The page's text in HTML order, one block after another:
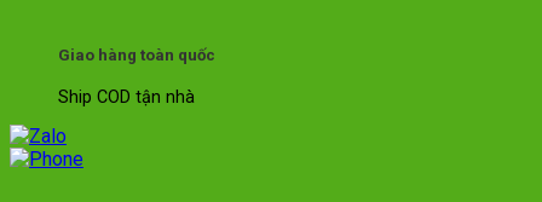
Giao hàng toàn quốc
Ship COD tận nhà